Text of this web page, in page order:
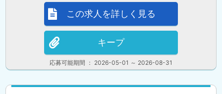
応募可能期間 ： 2026-05-01 ～ 2026-08-31
この求人を詳しく見る
キープ